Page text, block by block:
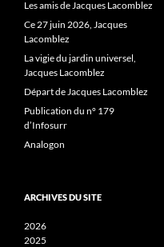
Les amis de Jacques Lacomblez
Ce 27 juin 2026, Jacques
Lacomblez
La vigie du jardin universel,
Jacques Lacomblez
Départ de Jacques Lacomblez
Publication du n° 179
d’Infosurr
Analogon
ARCHIVES DU SITE
2026
2025